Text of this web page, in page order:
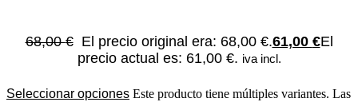
68,00€ El precio original era: 68,00 €.61,00 €El
precio actual es: 61,00 €. iva incl.
Seleccionar opciones Este producto tiene múltiples variantes. Las